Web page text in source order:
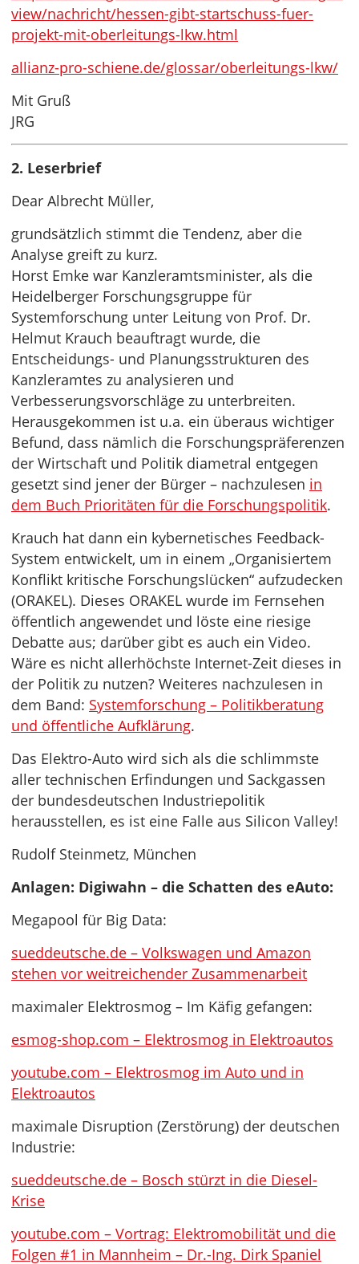
view/nachricht/hessen-gibt-startschuss-fuer-
projekt-mit-oberleitungs-lkw.html
allianz-pro-schiene.de/glossar/oberleitungs-lkw/
Mit Gruß
JRG
2. Leserbrief
Dear Albrecht Müller,
grundsätzlich stimmt die Tendenz, aber die
Analyse greift zu kurz.
Horst Emke war Kanzleramtsminister, als die
Heidelberger Forschungsgruppe für
Systemforschung unter Leitung von Prof. Dr.
Helmut Krauch beauftragt wurde, die
Entscheidungs- und Planungsstrukturen des
Kanzleramtes zu analysieren und
Verbesserungsvorschläge zu unterbreiten.
Herausgekommen ist u.a. ein überaus wichtiger
Befund, dass nämlich die Forschungspräferenzen
der Wirtschaft und Politik diametral entgegen
gesetzt sind jener der Bürger – nachzulesen in
dem Buch Prioritäten für die Forschungspolitik.
Krauch hat dann ein kybernetisches Feedback-
System entwickelt, um in einem „Organisiertem
Konflikt kritische Forschungslücken“ aufzudecken
(ORAKEL). Dieses ORAKEL wurde im Fernsehen
öffentlich angewendet und löste eine riesige
Debatte aus; darüber gibt es auch ein Video.
Wäre es nicht allerhöchste Internet-Zeit dieses in
der Politik zu nutzen? Weiteres nachzulesen in
dem Band: Systemforschung – Politikberatung
und öffentliche Aufklärung.
Das Elektro-Auto wird sich als die schlimmste
aller technischen Erfindungen und Sackgassen
der bundesdeutschen Industriepolitik
herausstellen, es ist eine Falle aus Silicon Valley!
Rudolf Steinmetz, München
Anlagen: Digiwahn – die Schatten des eAuto:
Megapool für Big Data:
sueddeutsche.de – Volkswagen und Amazon
stehen vor weitreichender Zusammenarbeit
maximaler Elektrosmog – Im Käfig gefangen:
esmog-shop.com – Elektrosmog in Elektroautos
youtube.com – Elektrosmog im Auto und in
Elektroautos
maximale Disruption (Zerstörung) der deutschen
Industrie:
sueddeutsche.de – Bosch stürzt in die Diesel-
Krise
youtube.com – Vortrag: Elektromobilität und die
Folgen #1 in Mannheim – Dr.-Ing. Dirk Spaniel